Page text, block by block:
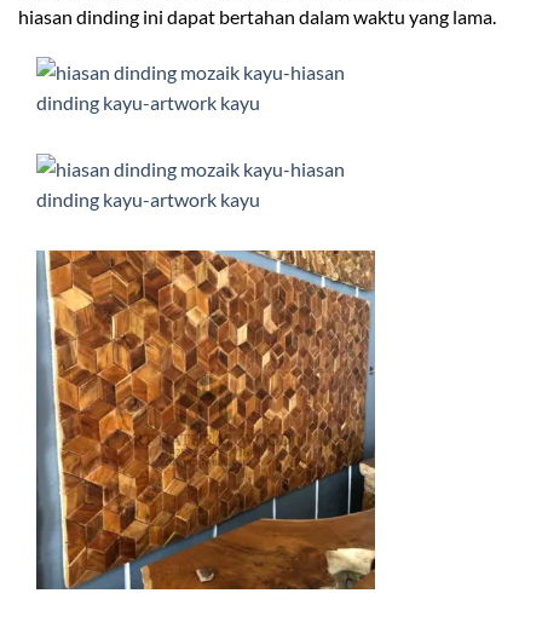
hiasan dinding ini dapat bertahan dalam waktu yang lama.